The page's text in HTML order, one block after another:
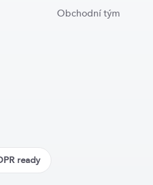
Obchodní tým
ready